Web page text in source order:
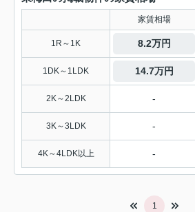
家賃相場
1R～1K 8.2万円
1DK～1LDK 14.7万円
2K～2LDK -
3K～3LDK -
4K～4LDK以上 -
1